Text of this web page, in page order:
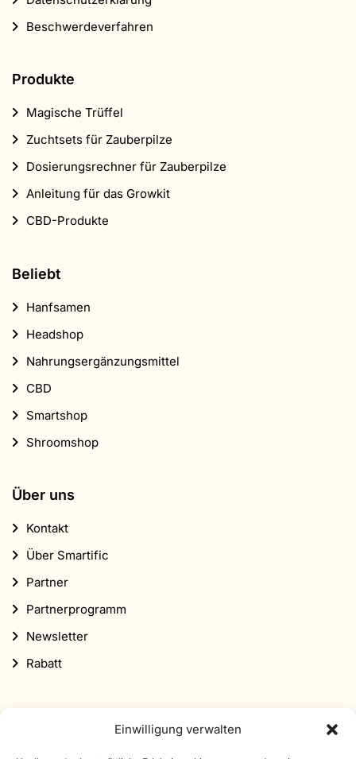
Einwilligung verwalten
Beschwerdeverfahren
Produkte
Magische Trüffel
Zuchtsets für Zauberpilze
Dosierungsrechner für Zauberpilze
Anleitung für das Growkit
CBD-Produkte
Beliebt
Hanfsamen
Headshop
Nahrungsergänzungsmittel
CBD
Smartshop
Shroomshop
Über uns
Kontakt
Über Smartific
Partner
Partnerprogramm
Newsletter
Rabatt